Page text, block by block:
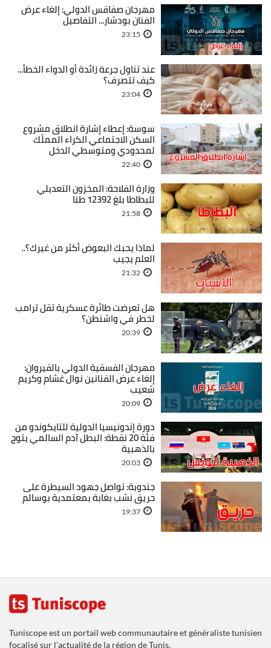
مهرجان صفاقس الدولي: إلغاء عرض
الفنان بودشار... التفاصيل
23:15
عند تناول جرعة زائدة أو الدواء الخطأ...
كيف تتصرف؟
23:04
سوسة: إعطاء إشارة انطلاق مشروع
السكن الاجتماعي الكراء المملّك
لمحدودي ومتوسطي الدخل
22:40
وزارة الفلاحة: المخزون التعديلي
للبطاطا بلغ 12392 طنا
21:58
لماذا يحبك البعوض أكثر من غيرك؟..
العلم يجيب
21:32
هل تعرضت طائرة عسكرية تقل ترامب
لخطر في واشنطن؟
20:39
مهرجان الفسقية الدولي بالقيروان:
إلغاء عرض الفنانين نوال غشام وكريم
شعيب
20:09
دورة إندونيسيا الدولية للتايكوندو من
فئة 20 نقطة: البطل آدم السالمي يتوج
بالذهبية
20:03
جندوبة: تواصل جهود السيطرة على
حريق نشب بغابة بمعتمدية بوسالم
19:37
Tuniscope est un portail web communautaire et généraliste tunisien
focalisé sur l'actualité de la région de Tunis.